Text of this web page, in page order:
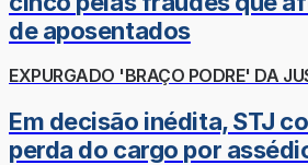
de aposentados
EXPURGADO 'BRAÇO PODRE' DA
Em decisão inédita, STJ
perda do cargo por